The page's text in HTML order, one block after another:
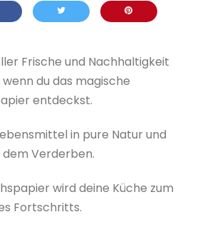
Frische und Nachhaltigkeit
du das magische
entdeckst.
in pure Natur und
Verderben.
wird deine Küche zum
Fortschritts.